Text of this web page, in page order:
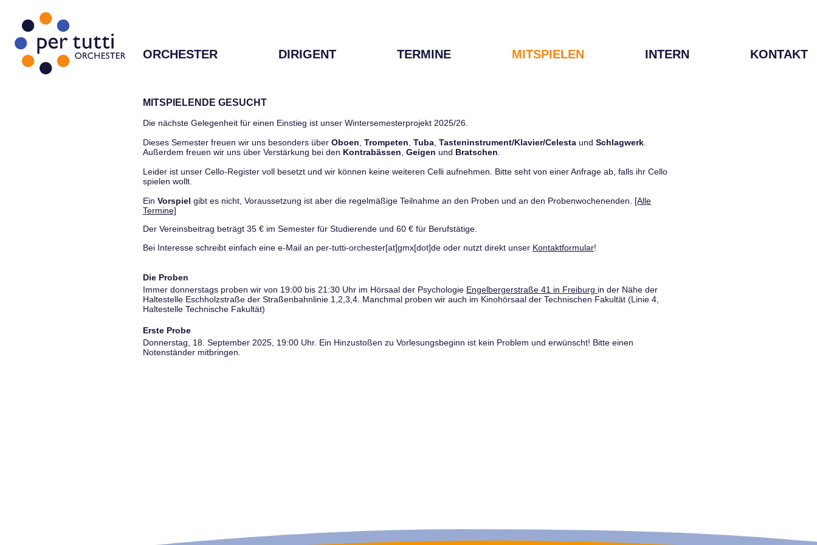
ORCHESTER DIRIGENT TERMINE MITSPIELEN INTERN KONTAKT
MITSPIELENDE GESUCHT
Die nächste Gelegenheit für einen Einstieg ist unser Wintersemesterprojekt 2025/26.
Dieses Semester freuen wir uns besonders über Oboen Trompeten Tuba Tasteninstrument/Klavier/Celesta und Schlagwerk
Außerdem freuen wir uns über Verstärkung bei den Kontrabässen Geigen und Bratschen
Leider ist unser Cello-Register voll besetzt und wir können keine weiteren Celli aufnehmen. Bitte seht von einer Anfrage ab, falls ihr Cello
spielen wollt.
Ein Vorspiel gibt es nicht, Voraussetzung ist aber die regelmäßige Teilnahme an den Proben und an den Probenwochenenden. [Alle
Termine]
Der Vereinsbeitrag beträgt 35 € im Semester für Studierende und 60 € für Berufstätige.
Bei Interesse schreibt einfach eine e-Mail an per-tutti-orchester[at]gmx[dot]de oder nutzt direkt unser Kontaktformular!
Die Proben
Immer donnerstags proben wir von 19:00 bis 21:30 Uhr im Hörsaal der Psychologie Engelbergerstraße 41 in Freiburg in der Nähe der
Haltestelle Eschholzstraße der Straßenbahnlinie 1,2,3,4. Manchmal proben wir auch im Kinohörsaal der Technischen Fakultät (Linie 4,
Haltestelle Technische Fakultät)
Erste Probe
Donnerstag, 18. September 2025, 19:00 Uhr. Ein Hinzustoßen zu Vorlesungsbeginn ist kein Problem und erwünscht! Bitte einen
Notenständer mitbringen.